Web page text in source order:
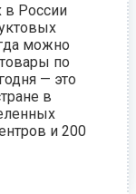
в России
можно
по
— это
в
и 200